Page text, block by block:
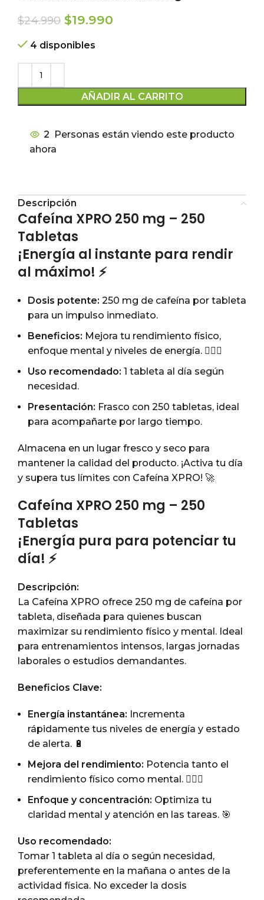
$24.990 El
original
era:
$19.990
4 disponibles
AÑADIR AL CARRITO
2 Personas están viendo este producto
ahora
Descripción
Cafeína XPRO 250 mg – 250
Tabletas
¡Energía al instante para rendir
al máximo! ⚡
Dosis potente: 250 mg de cafeína por tableta
para un impulso inmediato.
Beneficios: Mejora tu rendimiento físico,
enfoque mental y niveles de energía. 🏋️‍♂️🧠
Uso recomendado: 1 tableta al día según
necesidad.
Presentación: Frasco con 250 tabletas, ideal
para acompañarte por largo tiempo.
Almacena en un lugar fresco y seco para
mantener la calidad del producto. ¡Activa tu día
y supera tus límites con Cafeína XPRO! 🚀
Cafeína XPRO 250 mg – 250
Tabletas
¡Energía pura para potenciar tu
día! ⚡
Descripción:
La Cafeína XPRO ofrece 250 mg de cafeína por
tableta, diseñada para quienes buscan
maximizar su rendimiento físico y mental. Ideal
para entrenamientos intensos, largas jornadas
laborales o estudios demandantes.
Beneficios Clave:
Energía instantánea: Incrementa
rápidamente tus niveles de energía y estado
de alerta. 🔋
Mejora del rendimiento: Potencia tanto el
rendimiento físico como mental. 🏋️‍♂️🧠
Enfoque y concentración: Optimiza tu
claridad mental y atención en las tareas. 🎯
Uso recomendado:
Tomar 1 tableta al día o según necesidad,
preferentemente en la mañana o antes de la
actividad física. No exceder la dosis